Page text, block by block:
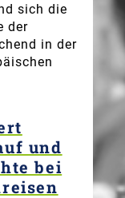
sich die
der
in der
und
bei